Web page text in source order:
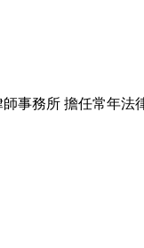
師事務所 擔任常年法